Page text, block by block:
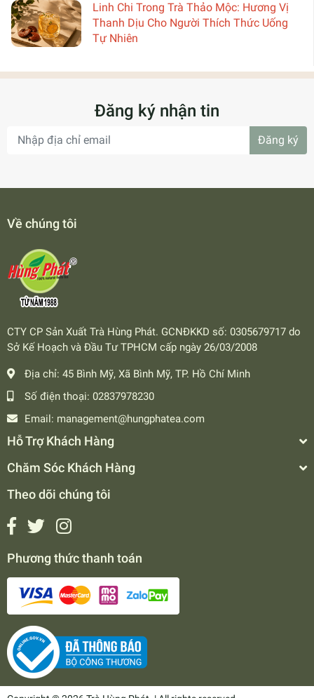
Linh Chi Trong Trà Thảo Mộc: Hương Vị
Thanh Dịu Cho Người Thích Thức Uống
Tự Nhiên
Đăng ký nhận tin
Đăng ký
Về chúng tôi
CTY CP Sản Xuất Trà Hùng Phát. GCNĐKKD số: 0305679717 do
Sở Kế Hoạch và Đầu Tư TPHCM cấp ngày 26/03/2008
Địa chỉ: 45 Bình Mỹ, Xã Bình Mỹ, TP. Hồ Chí Minh
Số điện thoại: 02837978230
Email: management@hungphatea.com
Hỗ Trợ Khách Hàng
Chăm Sóc Khách Hàng
Theo dõi chúng tôi
Phương thức thanh toán